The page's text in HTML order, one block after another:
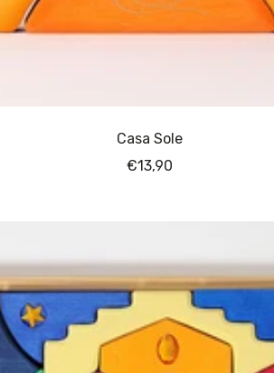
Casa Sole
Angebotspreis
€13,90